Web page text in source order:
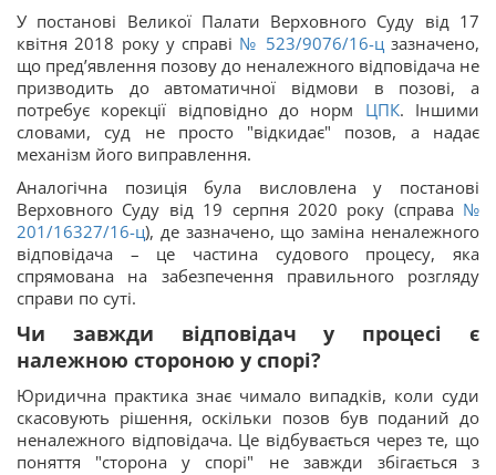
У постанові Великої Палати Верховного Суду від 17
квітня 2018 року у справі № 523/9076/16-ц зазначено,
що пред’явлення позову до неналежного відповідача не
призводить до автоматичної відмови в позові, а
потребує корекції відповідно до норм ЦПК. Іншими
словами, суд не просто "відкидає" позов, а надає
механізм його виправлення.
Аналогічна позиція була висловлена у постанові
Верховного Суду від 19 серпня 2020 року (справа №
201/16327/16-ц), де зазначено, що заміна неналежного
відповідача – це частина судового процесу, яка
спрямована на забезпечення правильного розгляду
справи по суті.
Чи завжди відповідач у процесі є
належною стороною у спорі?
Юридична практика знає чимало випадків, коли суди
скасовують рішення, оскільки позов був поданий до
неналежного відповідача. Це відбувається через те, що
поняття "сторона у спорі" не завжди збігається з